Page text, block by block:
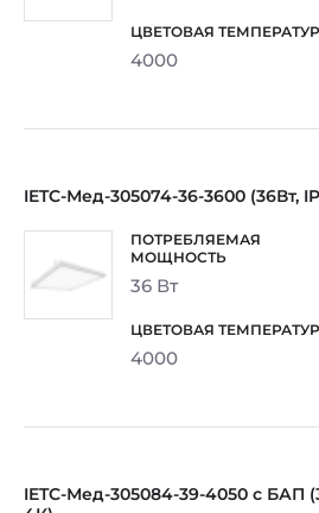
4000
IETC-Мед-305074-36-3600 (36Вт,
36 Вт
4000
IETC-Мед-305084-39-4050 с БАП